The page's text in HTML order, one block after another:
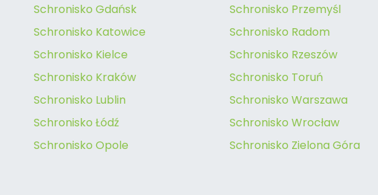
Schronisko Gdańsk
Schronisko Katowice
Schronisko Kielce
Schronisko Kraków
Schronisko Lublin
Schronisko Łódź
Schronisko Opole
Schronisko Przemyśl
Schronisko Radom
Schronisko Rzeszów
Schronisko Toruń
Schronisko Warszawa
Schronisko Wrocław
Schronisko Zielona Góra